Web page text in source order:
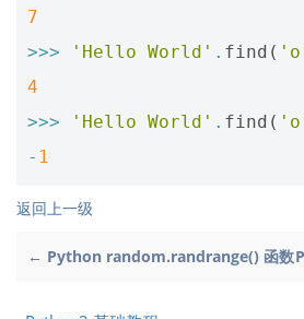
7
>>>
'Hello World' . find (
4
>>>
'Hello World' . find (
- 1
返回上一级
← Python random.randrange() 函数